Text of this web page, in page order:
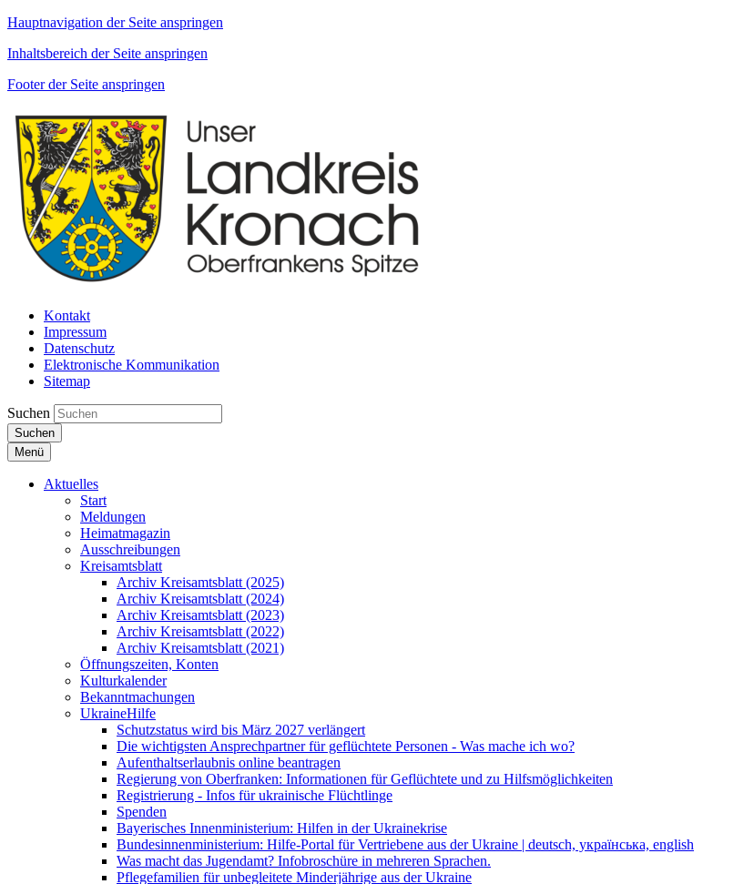
Hauptnavigation der Seite anspringen
Inhaltsbereich der Seite anspringen
Footer der Seite anspringen
Kontakt
Impressum
Datenschutz
Elektronische Kommunikation
Sitemap
Suchen
Suchen
Menü
Aktuelles
Start
Meldungen
Heimatmagazin
Ausschreibungen
Kreisamtsblatt
Archiv Kreisamtsblatt (2025)
Archiv Kreisamtsblatt (2024)
Archiv Kreisamtsblatt (2023)
Archiv Kreisamtsblatt (2022)
Archiv Kreisamtsblatt (2021)
Öffnungszeiten, Konten
Kulturkalender
Bekanntmachungen
UkraineHilfe
Schutzstatus wird bis März 2027 verlängert
Die wichtigsten Ansprechpartner für geflüchtete Personen - Was mache ich wo?
Aufenthaltserlaubnis online beantragen
Regierung von Oberfranken: Informationen für Geflüchtete und zu Hilfsmöglichkeiten
Registrierung - Infos für ukrainische Flüchtlinge
Spenden
Bayerisches Innenministerium: Hilfen in der Ukrainekrise
Bundesinnenministerium: Hilfe-Portal für Vertriebene aus der Ukraine | deutsch, українська, english
Was macht das Jugendamt? Infobroschüre in mehreren Sprachen.
Pflegefamilien für unbegleitete Minderjährige aus der Ukraine